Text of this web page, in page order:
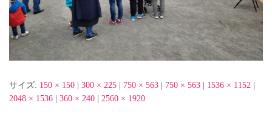
サイズ: 150 × 150 | 300 × 225 | 750 × 563 | 750 × 563 | 1536 × 1152 |
2048 × 1536 | 360 × 240 | 2560 × 1920